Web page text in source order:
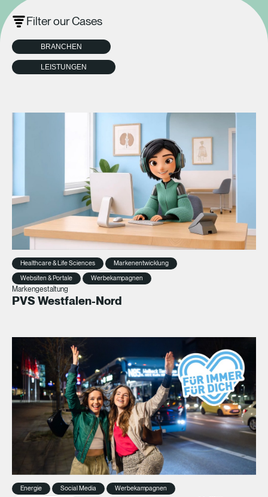
Filter our Cases
BRANCHEN
LEISTUNGEN
Healthcare & Life Sciences
Markenentwicklung
Websiten & Portale
Werbekampagnen
Markengestaltung
PVS Westfalen-Nord
Energie Social Media
Werbekampagnen